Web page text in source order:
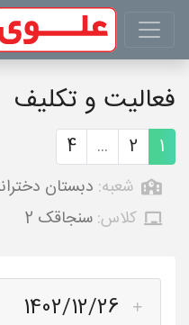
فعالیت و تکلیف
1
2
...
4
شعبه: دبستان
کلاس: سنجاقک 2
1402/12/26